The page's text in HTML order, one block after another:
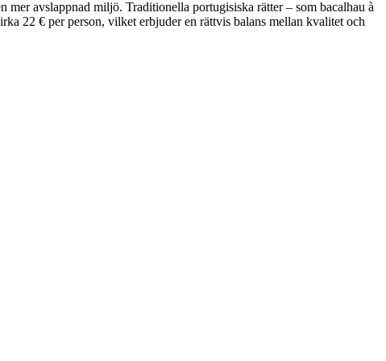
avslappnad miljö. Traditionella portugisiska rätter – som bacalhau à
22 € per person, vilket erbjuder en rättvis balans mellan kvalitet och